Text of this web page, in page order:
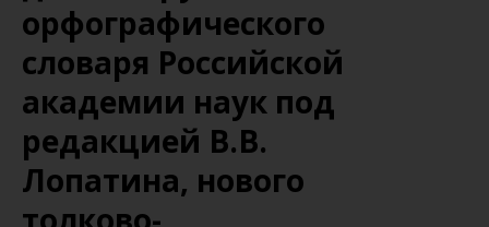
орфографического
словаря Российской
академии наук под
редакцией В.В.
Лопатина, нового